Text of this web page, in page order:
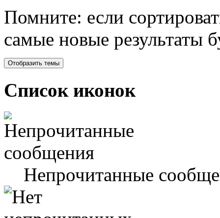
Помните: если
самые новые результаты
Список иконок
Непрочитанные